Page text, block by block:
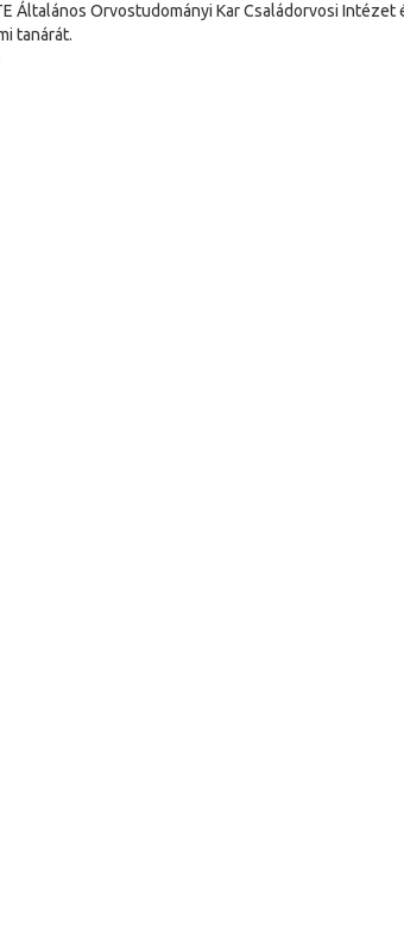
Általános Orvostudományi Kar Családorvosi Intézet
tanárát.